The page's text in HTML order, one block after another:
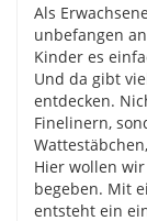
Als
unbefangen
Kinder es
Und da gibt
entdecken.
Finelinern,
Hier wollen
begeben. Mit
entsteht ein